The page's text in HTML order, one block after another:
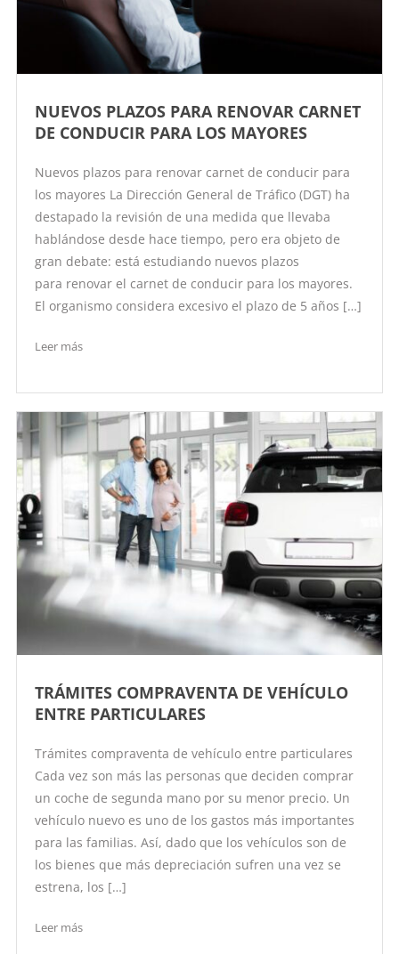
NUEVOS PLAZOS PARA RENOVAR CARNET
DE CONDUCIR PARA LOS MAYORES
Nuevos plazos para renovar carnet de conducir para
los mayores La Dirección General de Tráfico (DGT) ha
destapado la revisión de una medida que llevaba
hablándose desde hace tiempo, pero era objeto de
gran debate: está estudiando nuevos plazos
para renovar el carnet de conducir para los mayores.
El organismo considera excesivo el plazo de 5 años […]
Leer más
TRÁMITES COMPRAVENTA DE VEHÍCULO
ENTRE PARTICULARES
Trámites compraventa de vehículo entre particulares
Cada vez son más las personas que deciden comprar
un coche de segunda mano por su menor precio. Un
vehículo nuevo es uno de los gastos más importantes
para las familias. Así, dado que los vehículos son de
los bienes que más depreciación sufren una vez se
estrena, los […]
Leer más